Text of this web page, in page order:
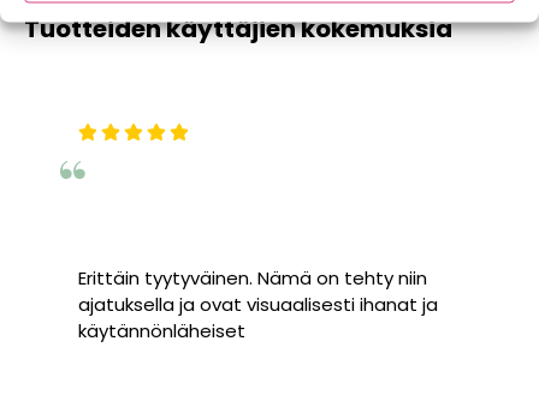
Tuotteiden käyttäjien kokemuksia